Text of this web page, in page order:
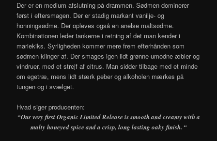
Der er en medium afslutning på drammen. Sødmen dominerer
først i eftersmagen. Der er stadig markant vanilje- og
honningsødme. Der opleves også en anelse maltsødme.
Kombinationen leder tankerne i retning af det man kender i
mariekiks. Syrligheden kommer mere frem efterhånden som
sødmen klinger af. Der smages igen lidt grønne umodne æbler og
vindruer, med et strejf af citrus. Man sidder tilbage med et minde
om egetræ, mens lidt stærk peber og alkoholen mærkes på
tungen og i svælget.
Hvad siger producenten:
“Our very first Organic Limited Release is smooth and creamy with a
malty honeyed spice and a crisp, long lasting oaky finish. “